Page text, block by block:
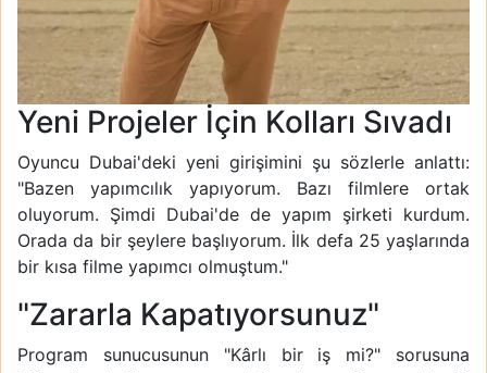
Yeni Projeler İçin Kolları Sıvadı
Oyuncu Dubai'deki yeni girişimini şu sözlerle anlattı:
"Bazen yapımcılık yapıyorum. Bazı filmlere ortak
oluyorum. Şimdi Dubai'de de yapım şirketi kurdum.
Orada da bir şeylere başlıyorum. İlk defa 25 yaşlarında
bir kısa filme yapımcı olmuştum."
"Zararla Kapatıyorsunuz"
Program sunucusunun "Kârlı bir iş mi?" sorusuna